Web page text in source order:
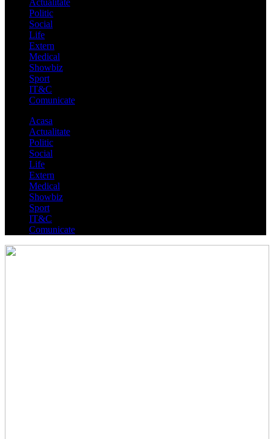
Actualitate
Politic
Social
Life
Extern
Medical
Showbiz
Sport
IT&C
Comunicate
Acasa
Actualitate
Politic
Social
Life
Extern
Medical
Showbiz
Sport
IT&C
Comunicate